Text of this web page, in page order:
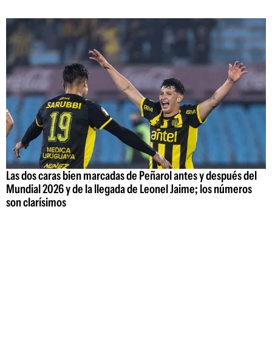
Las dos caras bien marcadas de Peñarol antes y después del
Mundial 2026 y de la llegada de Leonel Jaime; los números
son clarísimos